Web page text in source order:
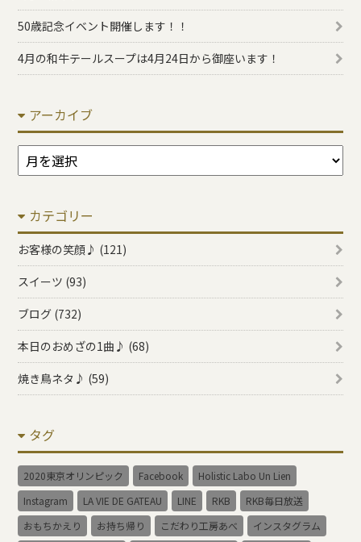
50歳記念イベント開催します！！
4月の和牛テールスープは4月24日から御座います！
アーカイブ
ア
ー
イ
ブ
カテゴリー
お客様の笑顔♪ (121)
スイーツ (93)
ブログ (732)
本日のおめざの1曲♪ (68)
焼き鳥ネタ♪ (59)
タグ
2020東京オリンピック Facebook
Holistic Labo Un Lien
Instagram
LA VIE DE GATEAU LINE RKB
RKB毎日放送
おもちかえり
お持ち帰り こだわり工房あべ
インスタグラム